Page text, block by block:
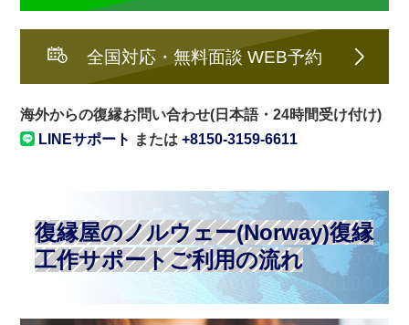
全国対応・無料面談 WEB予約
海外からの復縁お問い合わせ(日本語・24時間受け付け)
LINEサポート または+8150-3159-6611
復縁屋のノルウェー(Norway)復縁
工作サポートご利用の流れ